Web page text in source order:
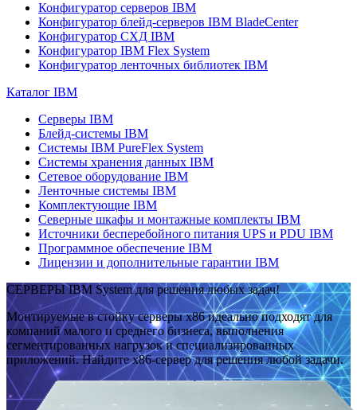
Конфигуратор серверов IBM
Конфигуратор блейд-серверов IBM BladeCenter
Конфигуратор СХД IBM
Конфигуратор IBM Flex System
Конфигуратор ленточных библиотек IBM
Каталог IBM
Серверы IBM
Блейд-системы IBM
Системы IBM PureFlex System
Системы хранения данных IBM
Сетевое оборудование IBM
Ленточные системы IBM
Комплектующие IBM
Северные шкафы и монтажные комплекты IBM
Источники бесперебойного питания UPS и PDU IBM
Программное обеспечение IBM
Лицензии и дополнительные гарантии IBM
СЕРВЕРЫ IBM System для решения любых задач!
Монтируемые в стойку серверы x86 идеально подходят для
компаний малого и среднего бизнеса, выполнения
сегментированных нагрузок и специализированных
приложений. Найдите x86-сервер для решения любой задачи.